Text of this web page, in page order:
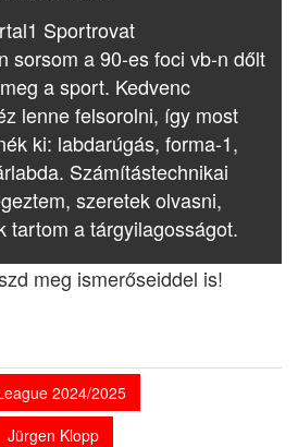
Sportrovat
sorsom a 90-es foci vb-n dőlt
a sport. Kedvenc
lenne felsorolni, így most
ki: labdarúgás, forma-1,
Számítástechnikai
szeretek olvasni,
tartom a tárgyilagosságot.
meg ismerőseiddel is!
2024/2025
Jürgen Klopp